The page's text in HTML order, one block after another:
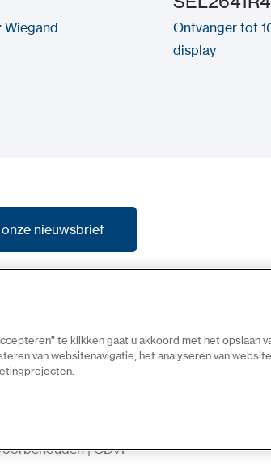
Wiegand
Ontvanger tot
display
nieuwsbrief
nieuwsbrief
| CDVI
te klikken gaat u akkoord met het opslaan
van websitenavigatie, het analyseren van